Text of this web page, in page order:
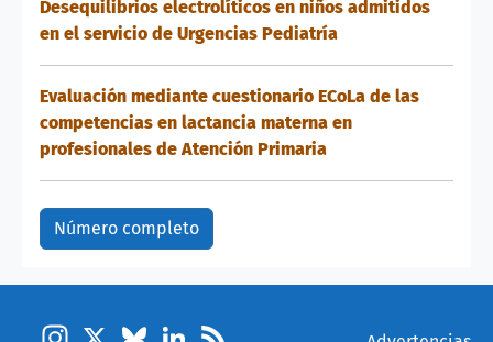
Desequilibrios electrolíticos en niños admitidos
en el servicio de Urgencias Pediatría
Evaluación mediante cuestionario ECoLa de las
competencias en lactancia materna en
profesionales de Atención Primaria
Número completo
Instagram BlueskyLinkedIn Pie de página